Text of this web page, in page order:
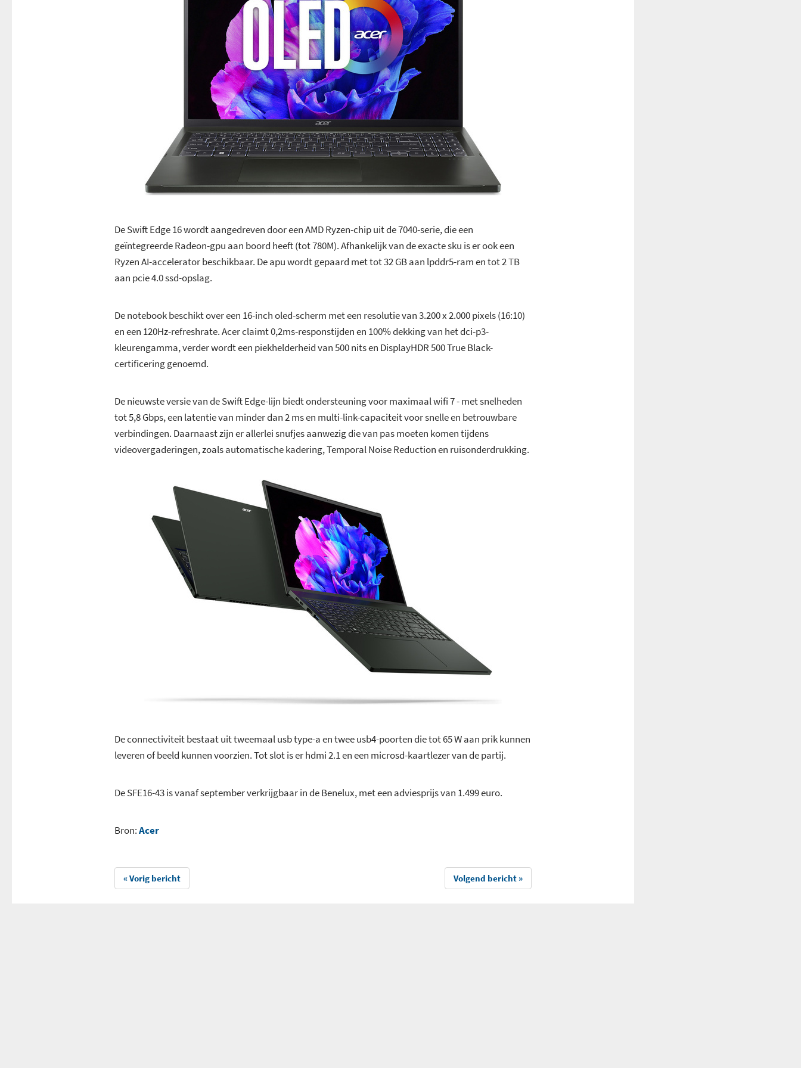
De Swift Edge 16 wordt aangedreven door een AMD Ryzen-chip uit de 7040-serie, die een
geïntegreerde Radeon-gpu aan boord heeft (tot 780M). Afhankelijk van de exacte sku is er ook een
Ryzen AI-accelerator beschikbaar. De apu wordt gepaard met tot 32 GB aan lpddr5-ram en tot 2 TB
aan pcie 4.0 ssd-opslag.
De notebook beschikt over een 16-inch oled-scherm met een resolutie van 3.200 x 2.000 pixels (16:10)
en een 120Hz-refreshrate. Acer claimt 0,2ms-responstijden en 100% dekking van het dci-p3-
kleurengamma, verder wordt een piekhelderheid van 500 nits en DisplayHDR 500 True Black-
certificering genoemd.
De nieuwste versie van de Swift Edge-lijn biedt ondersteuning voor maximaal wifi 7 - met snelheden
tot 5,8 Gbps, een latentie van minder dan 2 ms en multi-link-capaciteit voor snelle en betrouwbare
verbindingen. Daarnaast zijn er allerlei snufjes aanwezig die van pas moeten komen tijdens
videovergaderingen, zoals automatische kadering, Temporal Noise Reduction en ruisonderdrukking.
De connectiviteit bestaat uit tweemaal usb type-a en twee usb4-poorten die tot 65 W aan prik kunnen
leveren of beeld kunnen voorzien. Tot slot is er hdmi 2.1 en een microsd-kaartlezer van de partij.
De SFE16-43 is vanaf september verkrijgbaar in de Benelux, met een adviesprijs van 1.499 euro.
Bron:Acer
« Vorig bericht Volgend bericht »